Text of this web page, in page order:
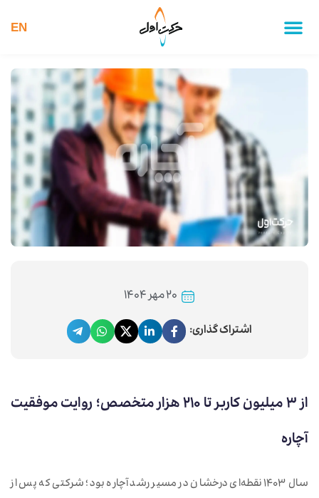
EN
۲۰ مهر ۱۴۰۴
اشتراک گذاری:
از ۳ میلیون کاربر تا ۲۱۰ هزار متخصص؛ روایت موفقیت
آچاره
سال ۱۴۰۳ نقطه‌ای درخشان در مسیر رشد آچاره بود؛ شرکتی که پس از